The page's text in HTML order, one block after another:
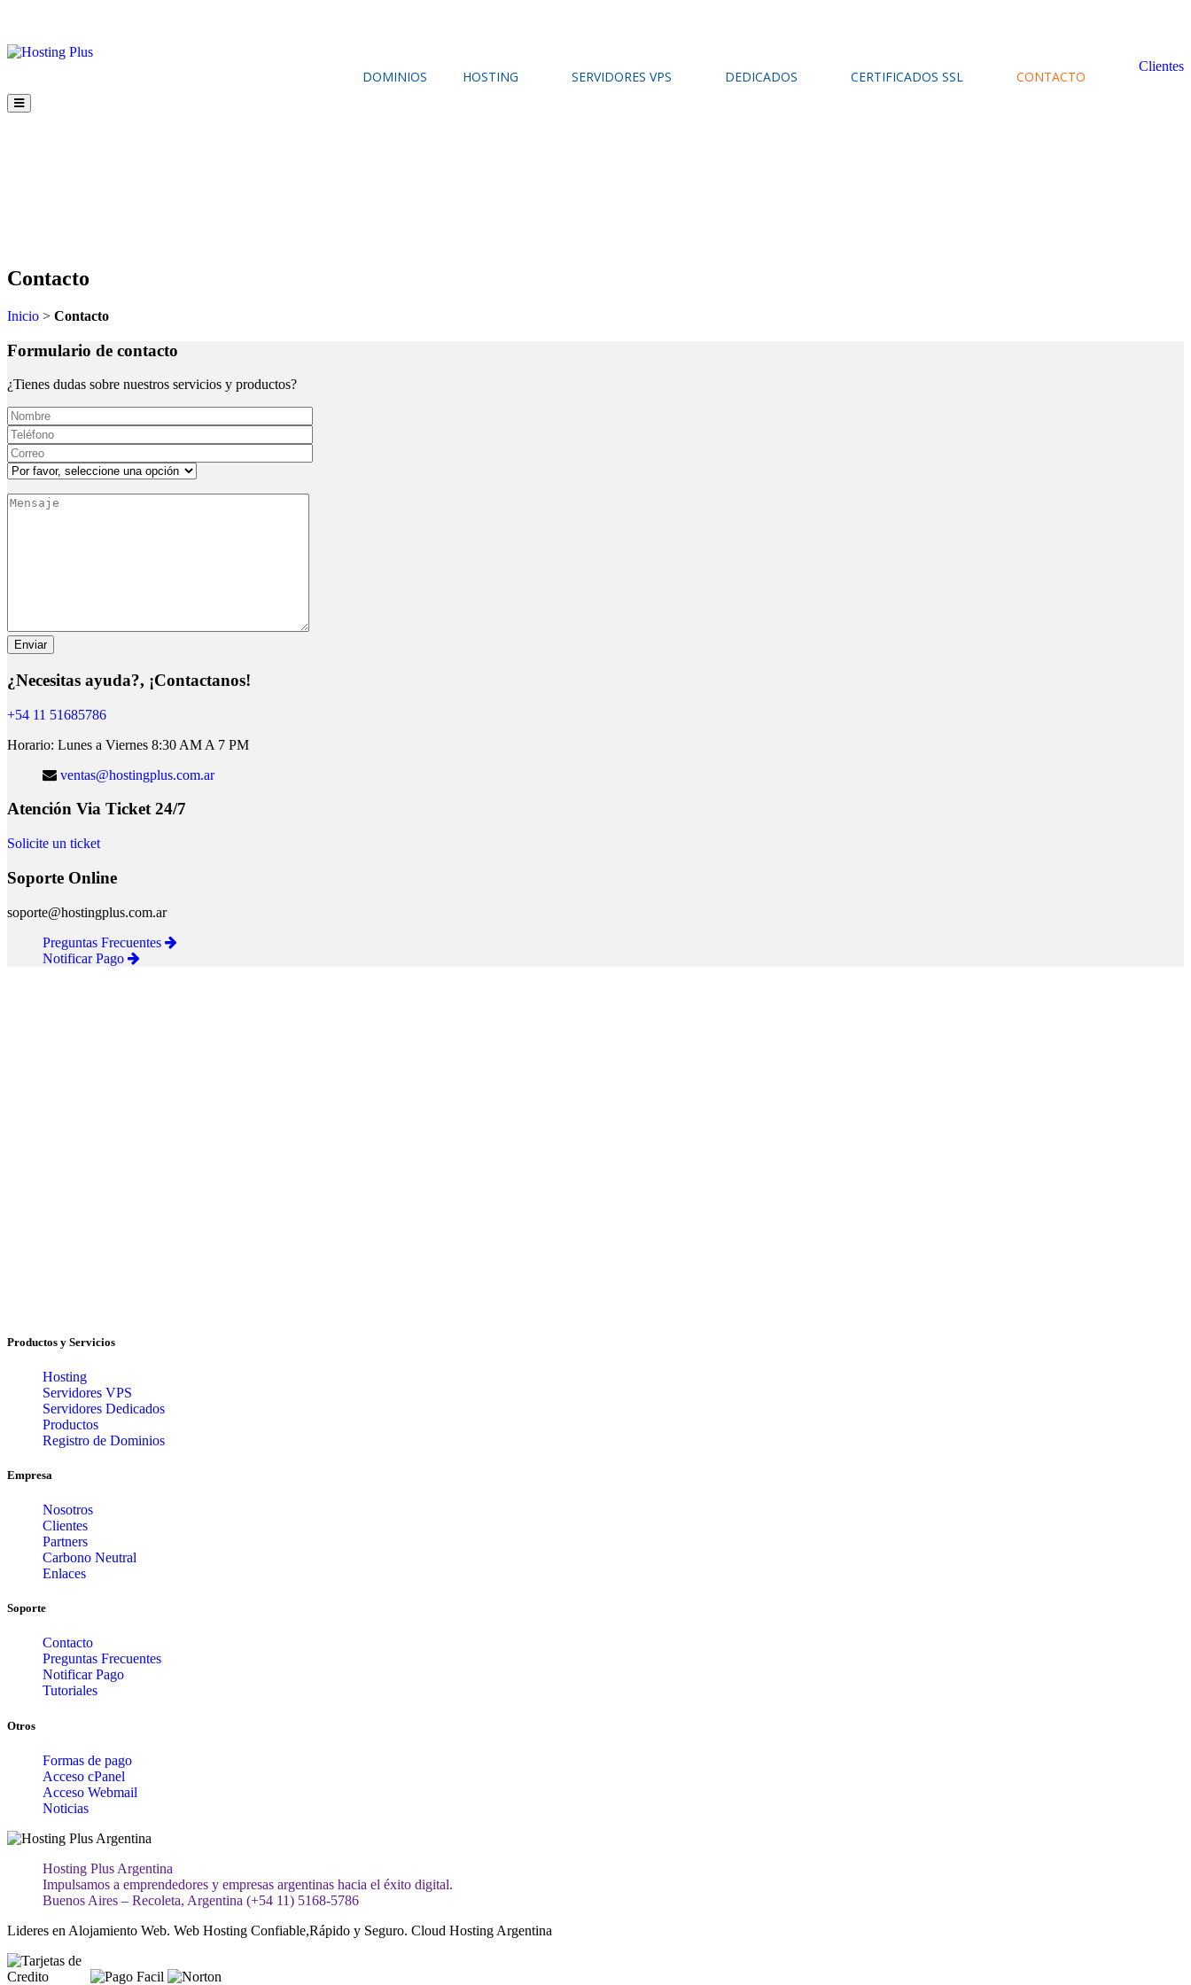
Clientes
DOMINIOS HOSTING SERVIDORES VPS DEDICADOS CERTIFICADOS SSL CONTACTO
Contacto
Inicio > Contacto
Formulario de contacto
¿Tienes dudas sobre nuestros servicios y productos?
¿Necesitas ayuda?, ¡Contactanos!
+54 11 51685786
Horario: Lunes a Viernes 8:30 AM A 7 PM
ventas@hostingplus.com.ar
Atención Via Ticket 24/7
Solicite un ticket
Soporte Online
soporte@hostingplus.com.ar
Preguntas Frecuentes
Notificar Pago
Productos y Servicios
Hosting
Servidores VPS
Servidores Dedicados
Productos
Registro de Dominios
Empresa
Nosotros
Clientes
Partners
Carbono Neutral
Enlaces
Soporte
Contacto
Preguntas Frecuentes
Notificar Pago
Tutoriales
Otros
Formas de pago
Acceso cPanel
Acceso Webmail
Noticias
Hosting Plus Argentina
Impulsamos a emprendedores y empresas argentinas hacia el éxito digital.
Buenos Aires – Recoleta, Argentina (+54 11) 5168-5786
Lideres en Alojamiento Web. Web Hosting Confiable,Rápido y Seguro. Cloud Hosting Argentina